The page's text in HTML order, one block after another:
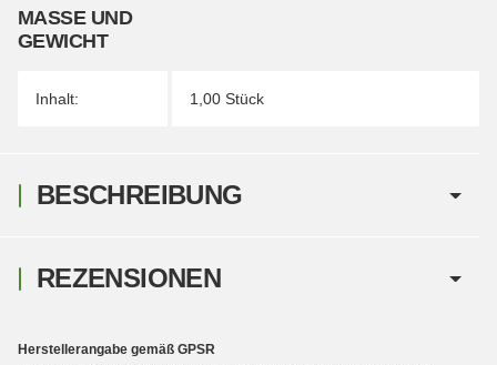
MASSE UND G
EWICHT
Inhalt: 1,00 Stück
BESCHREIBUNG
REZENSIONEN
Herstellerangabe gemäß GPSR